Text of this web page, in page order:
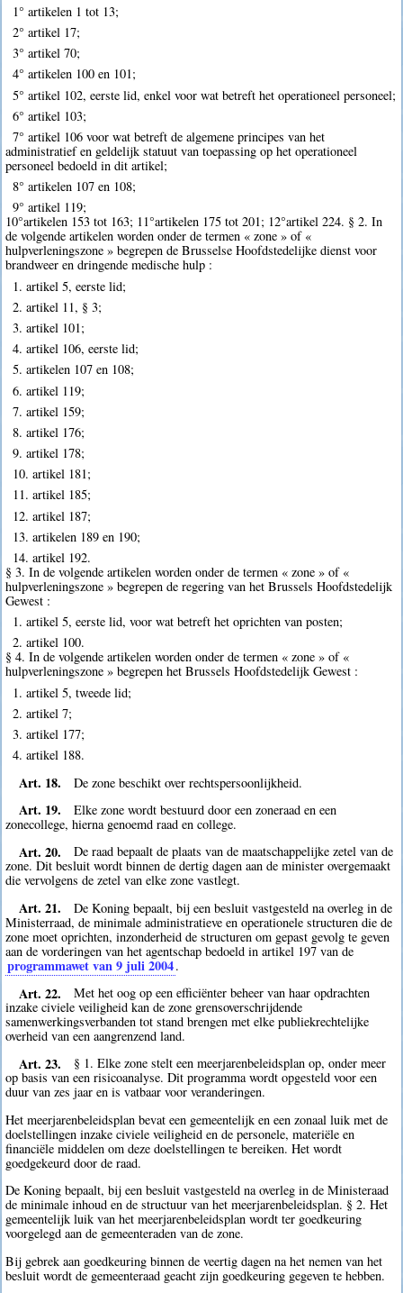
1° artikelen 1 tot 13;
2° artikel 17;
3° artikel 70;
4° artikelen 100 en 101;
5° artikel 102, eerste lid, enkel voor wat betreft het operationeel personeel;
6° artikel 103;
7° artikel 106 voor wat betreft de algemene principes van het
administratief en geldelijk statuut van toepassing op het operationeel
personeel bedoeld in dit artikel;
8° artikelen 107 en 108;
9° artikel 119;
10°artikelen 153 tot 163; 11°artikelen 175 tot 201; 12°artikel 224. § 2. In
de volgende artikelen worden onder de termen « zone » of «
hulpverleningszone » begrepen de Brusselse Hoofdstedelijke dienst voor
brandweer en dringende medische hulp :
1. artikel 5, eerste lid;
2. artikel 11, § 3;
3. artikel 101;
4. artikel 106, eerste lid;
5. artikelen 107 en 108;
6. artikel 119;
7. artikel 159;
8. artikel 176;
9. artikel 178;
10. artikel 181;
11. artikel 185;
12. artikel 187;
13. artikelen 189 en 190;
14. artikel 192.
§ 3. In de volgende artikelen worden onder de termen « zone » of «
hulpverleningszone » begrepen de regering van het Brussels Hoofdstedelijk
Gewest :
1. artikel 5, eerste lid, voor wat betreft het oprichten van posten;
2. artikel 100.
§ 4. In de volgende artikelen worden onder de termen « zone » of «
hulpverleningszone » begrepen het Brussels Hoofdstedelijk Gewest :
1. artikel 5, tweede lid;
2. artikel 7;
3. artikel 177;
4. artikel 188.
Art. 18. De zone beschikt over rechtspersoonlijkheid.
Art. 19.
Elke zone wordt bestuurd door een zoneraad en een
zonecollege, hierna genoemd raad en college.
Art. 20.
De raad bepaalt de plaats van de maatschappelijke zetel van de
zone. Dit besluit wordt binnen de dertig dagen aan de minister overgemaakt
die vervolgens de zetel van elke zone vastlegt.
Art. 21.
De Koning bepaalt, bij een besluit vastgesteld na overleg in de
Ministerraad, de minimale administratieve en operationele structuren die de
zone moet oprichten, inzonderheid de structuren om gepast gevolg te geven
aan de vorderingen van het agentschap bedoeld in artikel 197 van de
programmawet van 9 juli 2004.
Art. 22.
Met het oog op een efficiënter beheer van haar opdrachten
inzake civiele veiligheid kan de zone grensoverschrijdende
samenwerkingsverbanden tot stand brengen met elke publiekrechtelijke
overheid van een aangrenzend land.
Art. 23.
§ 1. Elke zone stelt een meerjarenbeleidsplan op, onder meer
op basis van een risicoanalyse. Dit programma wordt opgesteld voor een
duur van zes jaar en is vatbaar voor veranderingen.
Het meerjarenbeleidsplan bevat een gemeentelijk en een zonaal luik met de
doelstellingen inzake civiele veiligheid en de personele, materiële en
financiële middelen om deze doelstellingen te bereiken. Het wordt
goedgekeurd door de raad.
De Koning bepaalt, bij een besluit vastgesteld na overleg in de Ministeraad
de minimale inhoud en de structuur van het meerjarenbeleidsplan. § 2. Het
gemeentelijk luik van het meerjarenbeleidsplan wordt ter goedkeuring
voorgelegd aan de gemeenteraden van de zone.
Bij gebrek aan goedkeuring binnen de veertig dagen na het nemen van het
besluit wordt de gemeenteraad geacht zijn goedkeuring gegeven te hebben.